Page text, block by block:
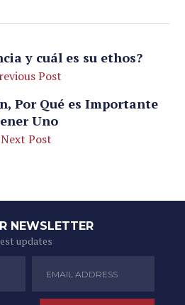
y cuál es su ethos?
Post
Por Qué es Importante
Uno
Next Post
NEWSLETTER
updates